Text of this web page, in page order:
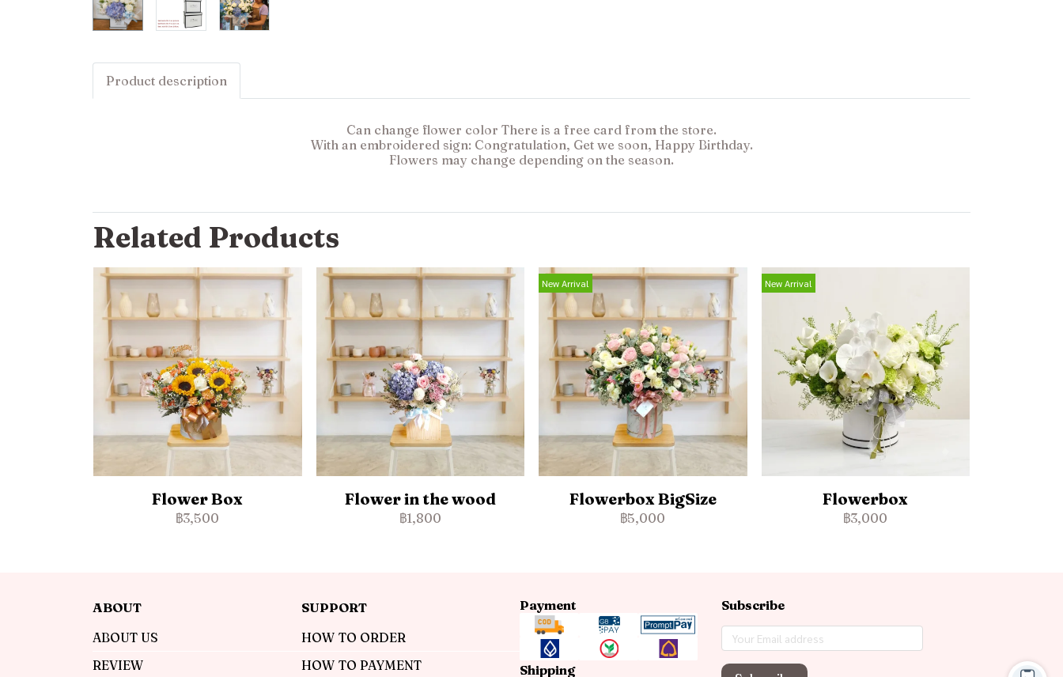
Product description
Can change flower color There is a free card from the store.
With an embroidered sign: Congratulation, Get we soon, Happy Birthday.
Flowers may change depending on the season.
Related Products
Flower Box
฿3,500
Flower in the wood
฿1,800
New Arrival
Flowerbox BigSize
฿5,000
New Arrival
Flowerbox
฿3,000
ABOUT
ABOUT US
REVIEW
SUPPORT
HOW TO ORDER
HOW TO PAYMENT
Payment
Shipping
Subscribe